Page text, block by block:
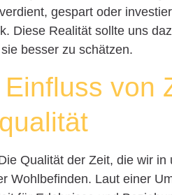
gespart oder
Diese Realität sollte uns
besser zu schätzen.
von
Qualität der Zeit, die wir
Wohlbefinden. Laut einer